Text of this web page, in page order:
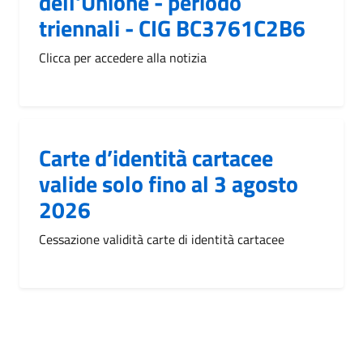
triennali - CIG BC3761C2B6
Clicca per accedere alla notizia
Carte d’identità cartacee
valide solo fino al 3 agosto
2026
Cessazione validità carte di identità cartacee